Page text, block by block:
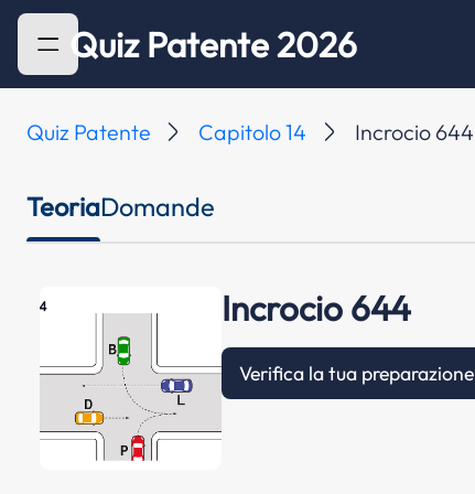
Quiz Patente 2026
Quiz Patente Capitolo 14 Incrocio 644
TeoriaDomande
Incrocio 644
Verifica la tua preparazione